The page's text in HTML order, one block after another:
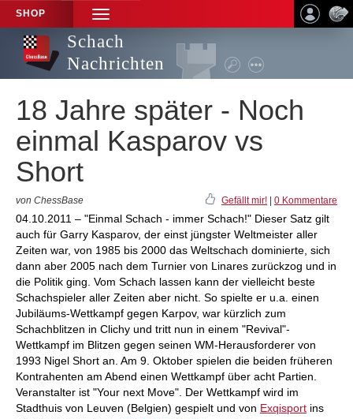
SHOP
TOGGLE
NAVIGATION
Schach
Nachrichten
18 Jahre später - Noch
einmal Kasparov vs
Short
von ChessBase Gefällt mir! 0 Kommentare
04.10.2011 – "Einmal Schach - immer Schach!" Dieser Satz gilt
auch für Garry Kasparov, der einst jüngster Weltmeister aller
Zeiten war, von 1985 bis 2000 das Weltschach dominierte, sich
dann aber 2005 nach dem Turnier von Linares zurückzog und in
die Politik ging. Vom Schach lassen kann der vielleicht beste
Schachspieler aller Zeiten aber nicht. So spielte er u.a. einen
Jubiläums-Wettkampf gegen Karpov, war kürzlich zum
Schachblitzen in Clichy und tritt nun in einem "Revival"-
Wettkampf im Blitzen gegen seinen WM-Herausforderer von
1993 Nigel Short an. Am 9. Oktober spielen die beiden früheren
Kontrahenten am Abend einen Wettkampf über acht Partien.
Veranstalter ist "Your next Move". Der Wettkampf wird im
Stadthuis von Leuven (Belgien) gespielt und von Exqisport ins